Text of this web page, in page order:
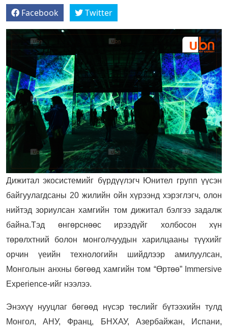
Facebook Twitter
Дижитал экосистемийг бүрдүүлэгч Юнител групп үүсэн
байгуулагдсаны 20 жилийн ойн хүрээнд хэрэглэгч, олон
нийтэд зориулсан хамгийн том дижитал бэлгээ задалж
байна.Тэд өнгөрснөөс ирээдүйг холбосон хүн
төрөлхтний болон монголчуудын харилцааны түүхийг
орчин үеийн технологийн шийдлээр амилуулсан,
Монголын анхны бөгөөд хамгийн том “Өртөө” Immersive
Experience-ийг нээлээ.
Энэхүү нууцлаг бөгөөд нүсэр төслийг бүтээхийн тулд
Монгол, АНУ, Франц, БНХАУ, Азербайжан, Испани,